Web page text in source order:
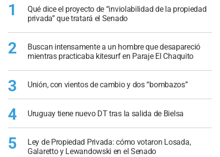
1
Qué dice el proyecto de “inviolabilidad de la propiedad
privada” que tratará el Senado
2
Buscan intensamente a un hombre que desapareció
mientras practicaba kitesurf en Paraje El Chaquito
3 Unión, con vientos de cambio y dos “bombazos”
4 Uruguay tiene nuevo DT tras la salida de Bielsa
5
Ley de Propiedad Privada: cómo votaron Losada,
Galaretto y Lewandowski en el Senado